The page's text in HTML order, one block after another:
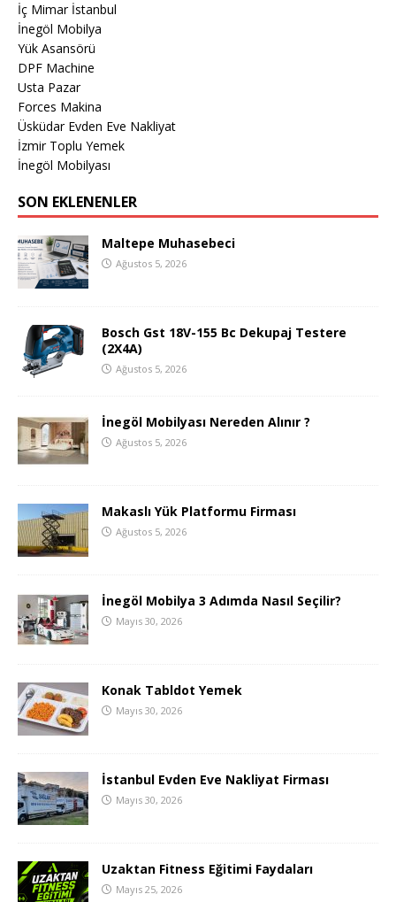
İç Mimar İstanbul
İnegöl Mobilya
Yük Asansörü
DPF Machine
Usta Pazar
Forces Makina
Üsküdar Evden Eve Nakliyat
İzmir Toplu Yemek
İnegöl Mobilyası
SON EKLENENLER
Maltepe Muhasebeci
Ağustos 5, 2026
Bosch Gst 18V-155 Bc Dekupaj Testere
(2X4A)
Ağustos 5, 2026
İnegöl Mobilyası Nereden Alınır ?
Ağustos 5, 2026
Makaslı Yük Platformu Firması
Ağustos 5, 2026
İnegöl Mobilya 3 Adımda Nasıl Seçilir?
Mayıs 30, 2026
Konak Tabldot Yemek
Mayıs 30, 2026
İstanbul Evden Eve Nakliyat Firması
Mayıs 30, 2026
Uzaktan Fitness Eğitimi Faydaları
Mayıs 25, 2026